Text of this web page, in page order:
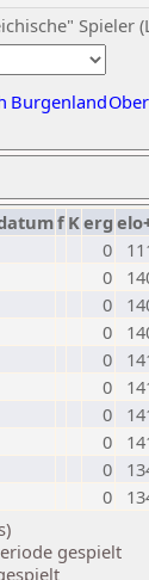
Spieler
Burgenland
f Kerg
0
0
0
0
0
0
0
0
0
0
gespielt